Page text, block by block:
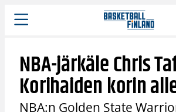
Siirry
sisältöön
NBA-järkäle Chris
Korihaiden korin
NBA:n Golden State